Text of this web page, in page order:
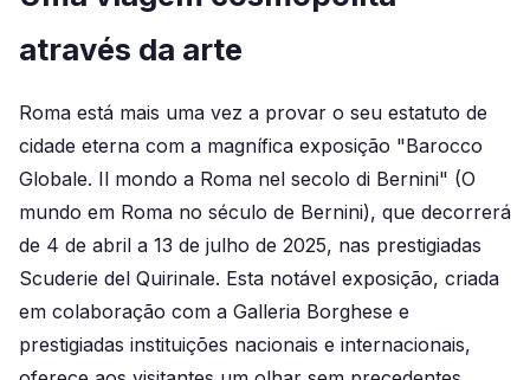
através da arte
Roma está mais uma vez a provar o seu estatuto de
cidade eterna com a magnífica exposição "Barocco
Globale. Il mondo a Roma nel secolo di Bernini" (O
mundo em Roma no século de Bernini), que decorrerá
de 4 de abril a 13 de julho de 2025, nas prestigiadas
Scuderie del Quirinale. Esta notável exposição, criada
em colaboração com a Galleria Borghese e
prestigiadas instituições nacionais e internacionais,